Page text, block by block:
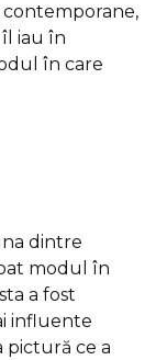
iau în
în care
dintre
modul în
a fost
influente
pictură ce a